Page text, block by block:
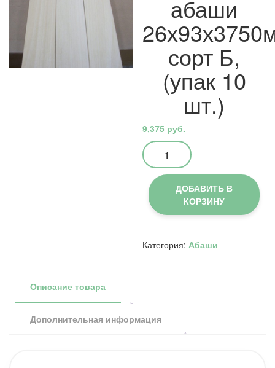
абаши
сорт Б,
(упак 10
шт.)
9,375 руб.
Количество
товара
Доска
абаши
26х93х3750мм,
сорт
10
ДОБАВИТЬ В
КОРЗИНУ
Категория:Абаши
Описание товара
Дополнительная информация